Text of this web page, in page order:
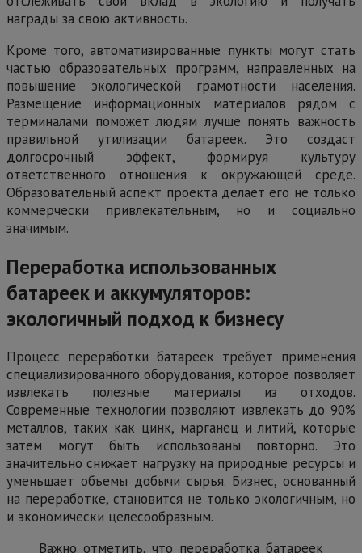
награды за свою активность.
Кроме того, автоматизированные пункты могут стать
частью образовательных программ, направленных на
повышение экологической грамотности населения.
Размещение информационных материалов рядом с
терминалами поможет людям лучше понять важность
правильной утилизации батареек. Это создаст
долгосрочный эффект, формируя культуру
ответственного отношения к окружающей среде.
Образовательный аспект проекта делает его не только
коммерчески привлекательным, но и социально
значимым.
Переработка использованных
батареек и аккумуляторов:
экологичный подход к бизнесу
Процесс переработки батареек требует применения
специализированного оборудования, которое позволяет
извлекать полезные материалы из отходов.
Современные технологии позволяют извлекать до 90%
металлов, таких как цинк, марганец и литий, которые
затем могут быть использованы повторно. Это
значительно снижает нагрузку на природные ресурсы и
уменьшает объемы добычи сырья. Бизнес, основанный
на переработке, становится не только экологичным, но
и экономически целесообразным.
Важно отметить, что переработка батареек